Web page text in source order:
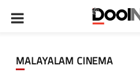
MALAYALAM CINEMA